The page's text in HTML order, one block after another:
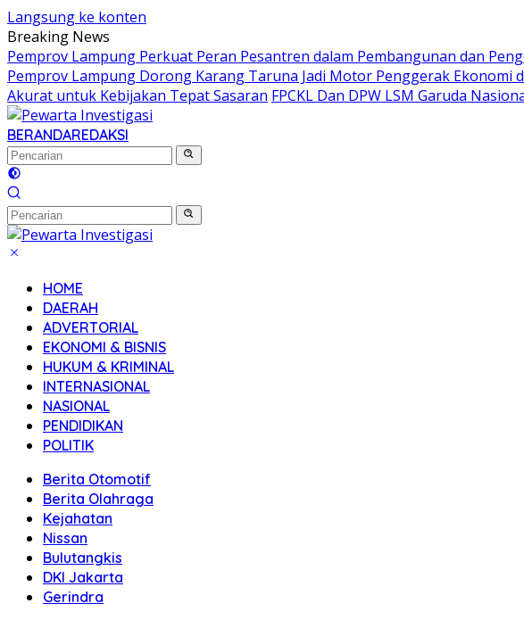
Langsung ke konten
Breaking News
Pemprov Lampung Perkuat Peran Pesantren dalam Pembangunan dan
Pemprov Lampung Dorong Karang Taruna Jadi Motor Penggerak Ekonomi
Akurat untuk Kebijakan Tepat Sasaran FPCKL Dan DPW LSM Garuda
BERANDAREDAKSI
HOME
DAERAH
ADVERTORIAL
EKONOMI & BISNIS
HUKUM & KRIMINAL
INTERNASIONAL
NASIONAL
PENDIDIKAN
POLITIK
Berita Otomotif
Berita Olahraga
Kejahatan
Nissan
Bulutangkis
DKI Jakarta
Gerindra